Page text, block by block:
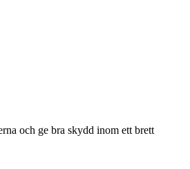
och ge bra skydd inom ett brett